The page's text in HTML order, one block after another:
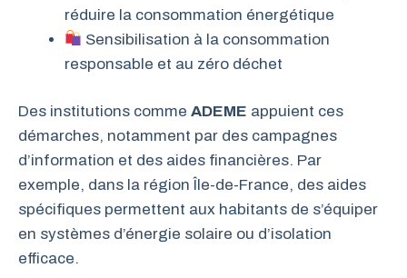
réduire la consommation énergétique
Sensibilisation à la consommation
responsable et au zéro déchet
Des institutions comme ADEME appuient ces
démarches, notamment par des campagnes
d’information et des aides financières. Par
exemple, dans la région Île-de-France, des aides
spécifiques permettent aux habitants de s’équiper
en systèmes d’énergie solaire ou d’isolation
efficace.